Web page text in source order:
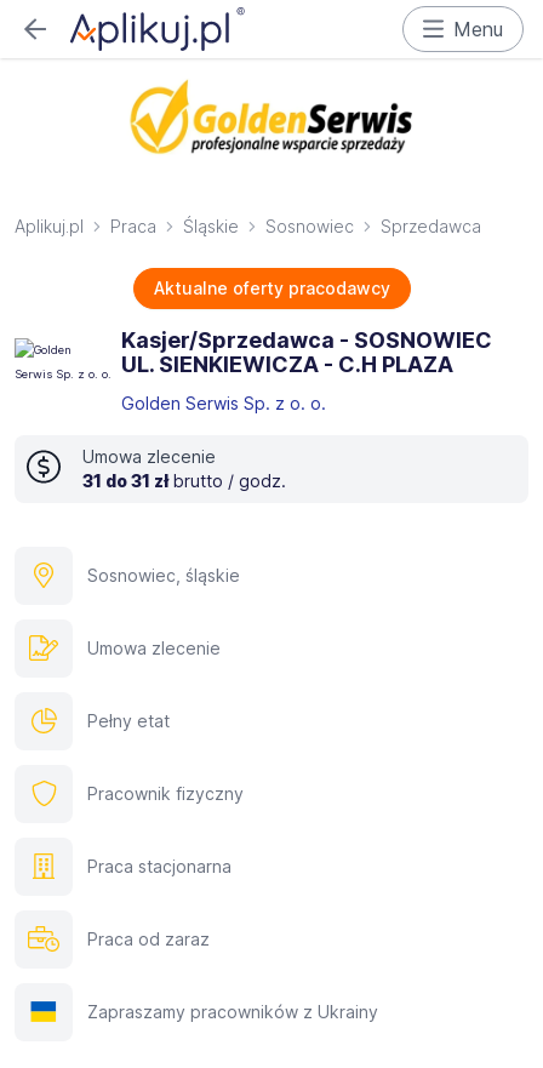
Menu
Aplikuj.pl Praca Śląskie Sosnowiec Sprzedawca
Aktualne oferty pracodawcy
Kasjer/Sprzedawca - SOSNOWIEC
UL. SIENKIEWICZA - C.H PLAZA
Golden Serwis Sp. z o. o.
Umowa zlecenie
31 do 31 zł brutto / godz.
Sosnowiec, śląskie
Umowa zlecenie
Pełny etat
Pracownik fizyczny
Praca stacjonarna
Praca od zaraz
Zapraszamy pracowników z Ukrainy